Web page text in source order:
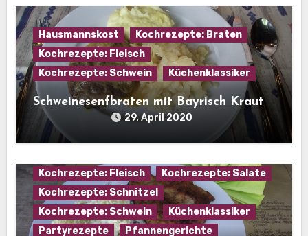
Hausmannskost
Kochrezepte: Braten
Kochrezepte: Fleisch
Kochrezepte: Schwein
Küchenklassiker
Schweinesenfbraten mit Bayrisch Kraut
29. April 2020
Hausmannskost
Kochrezepte: Fleisch
Kochrezepte: Salate
Kochrezepte: Schnitzel
Kochrezepte: Schwein
Küchenklassiker
Partyrezepte
Pfannengerichte